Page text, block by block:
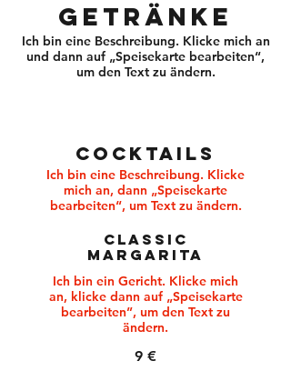
GETRÄNKE
Ich bin eine Beschreibung. Klicke mich an
und dann auf „Speisekarte bearbeiten“,
um den Text zu ändern.
COCKTAILS
Ich bin eine Beschreibung. Klicke
mich an, dann „Speisekarte
bearbeiten“, um Text zu ändern.
CLASSIC
MARGARITA
Ich bin ein Gericht. Klicke mich
an, klicke dann auf „Speisekarte
bearbeiten”, um den Text zu
ändern.
9 €